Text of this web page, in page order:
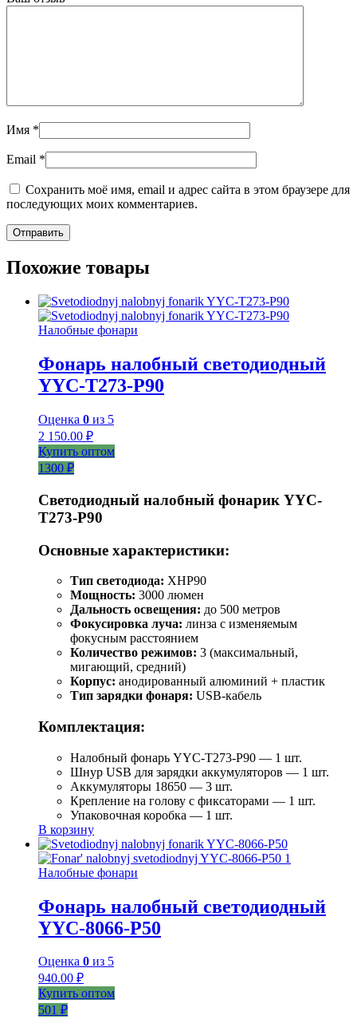
Имя *
Email *
Сохранить моё имя, email и адрес сайта в этом браузере для
последующих моих комментариев.
Похожие товары
Налобные фонари
Фонарь налобный светодиодный
YYC-T273-P90
Оценка 0 из 5
2 150.00 ₽
Купить оптом
1300 ₽
Светодиодный налобный фонарик YYC-
T273-P90
Основные характеристики:
Тип светодиода: XHP90
Мощность: 3000 люмен
Дальность освещения: до 500 метров
Фокусировка луча: линза с изменяемым
фокусным расстоянием
Количество режимов: 3 (максимальный,
мигающий, средний)
Корпус: анодированный алюминий + пластик
Тип зарядки фонаря: USB-кабель
Комплектация:
Налобный фонарь YYC-T273-P90 — 1 шт.
Шнур USB для зарядки аккумуляторов — 1 шт.
Аккумуляторы 18650 — 3 шт.
Крепление на голову с фиксаторами — 1 шт.
Упаковочная коробка — 1 шт.
В корзину
Налобные фонари
Фонарь налобный светодиодный
YYC-8066-P50
Оценка 0 из 5
940.00 ₽
Купить оптом
501 ₽